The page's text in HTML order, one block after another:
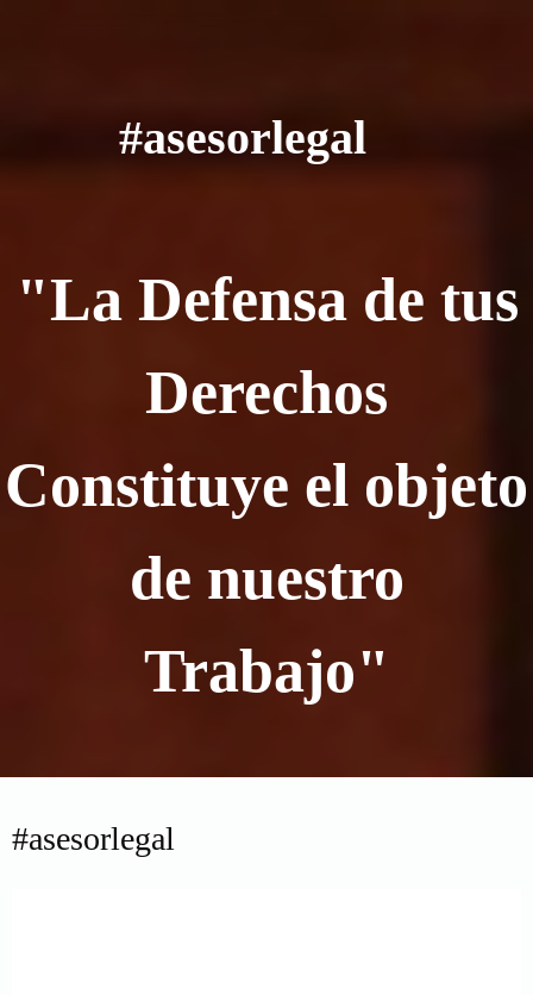
#asesorlegal
"La Defensa de tus
Derechos
Constituye el objeto
de nuestro
Trabajo"
#asesorlegal